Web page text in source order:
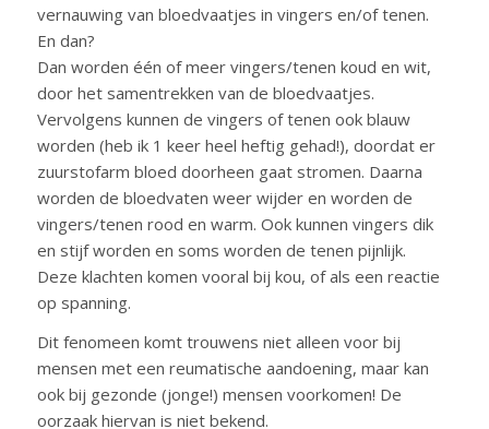
vernauwing van bloedvaatjes in vingers en/of tenen.
En dan?
Dan worden één of meer vingers/tenen koud en wit,
door het samentrekken van de bloedvaatjes.
Vervolgens kunnen de vingers of tenen ook blauw
worden (heb ik 1 keer heel heftig gehad!), doordat er
zuurstofarm bloed doorheen gaat stromen. Daarna
worden de bloedvaten weer wijder en worden de
vingers/tenen rood en warm. Ook kunnen vingers dik
en stijf worden en soms worden de tenen pijnlijk.
Deze klachten komen vooral bij kou, of als een reactie
op spanning.
Dit fenomeen komt trouwens niet alleen voor bij
mensen met een reumatische aandoening, maar kan
ook bij gezonde (jonge!) mensen voorkomen! De
oorzaak hiervan is niet bekend.